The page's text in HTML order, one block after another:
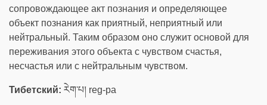
сопровождающее акт познания и определяющее
объект познания как приятный, неприятный или
нейтральный. Таким образом оно служит основой для
переживания этого объекта с чувством счастья,
несчастья или с нейтральным чувством.
Тибетский: རེག་པ། reg-pa